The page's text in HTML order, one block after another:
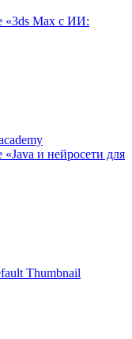
«3ds Max с ИИ:
и нейросети для